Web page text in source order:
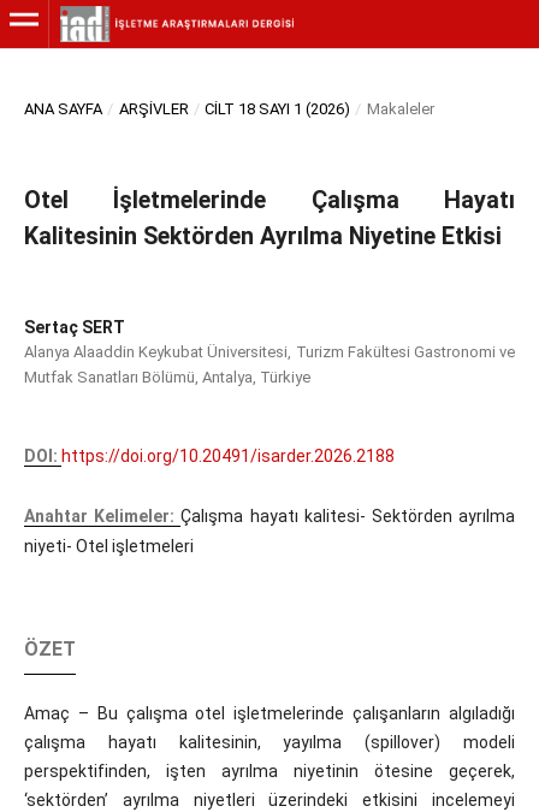
ANA SAYFA / ARŞIVLER / CILT 18 SAYI 1 (2026) / Makaleler
Otel İşletmelerinde Çalışma Hayatı
Kalitesinin Sektörden Ayrılma Niyetine Etkisi
Sertaç SERT
Alanya Alaaddin Keykubat Üniversitesi, Turizm Fakültesi Gastronomi ve
Mutfak Sanatları Bölümü, Antalya, Türkiye
DOI: https://doi.org/10.20491/isarder.2026.2188
Anahtar Kelimeler:Çalışma hayatı kalitesi- Sektörden ayrılma
niyeti- Otel işletmeleri
ÖZET
Amaç – Bu çalışma otel işletmelerinde çalışanların algıladığı
çalışma hayatı kalitesinin, yayılma (spillover) modeli
perspektifinden, işten ayrılma niyetinin ötesine geçerek,
‘sektörden’ ayrılma niyetleri üzerindeki etkisini incelemeyi